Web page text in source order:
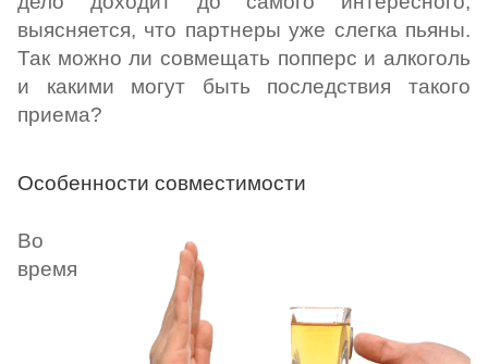
выясняется, что партнеры уже слегка пьяны.
Так можно ли совмещать попперс и алкоголь
и какими могут быть последствия такого
приема?
Особенности совместимости
Во
время